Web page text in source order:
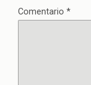
Comentario *